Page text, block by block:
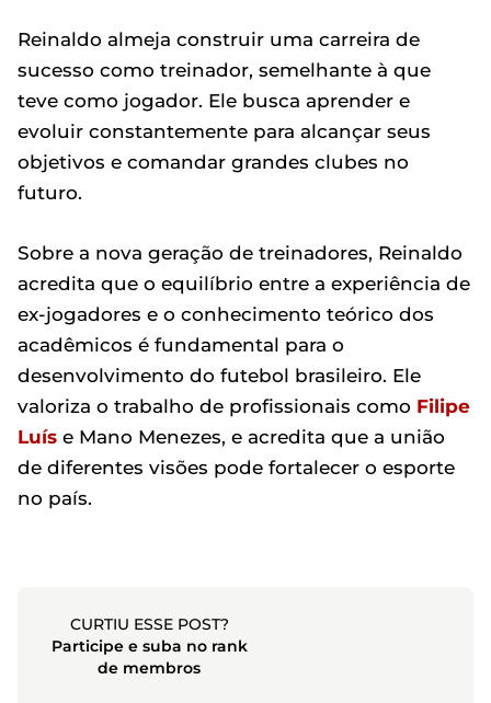
Reinaldo almeja construir uma carreira de
sucesso como treinador, semelhante à que
teve como jogador. Ele busca aprender e
evoluir constantemente para alcançar seus
objetivos e comandar grandes clubes no
futuro.
Sobre a nova geração de treinadores, Reinaldo
acredita que o equilíbrio entre a experiência de
ex-jogadores e o conhecimento teórico dos
acadêmicos é fundamental para o
desenvolvimento do futebol brasileiro. Ele
valoriza o trabalho de profissionais como Filipe
Luís e Mano Menezes, e acredita que a união
de diferentes visões pode fortalecer o esporte
no país.
CURTIU ESSE POST?
Participe e suba no rank
de membros